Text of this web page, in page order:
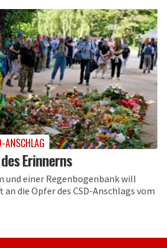
ANSCHLAG
Erinnerns
und einer Regenbogenbank will
die Opfer des CSD-Anschlags vom